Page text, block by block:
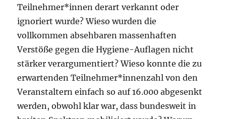
Teilnehmer*innen derart verkannt oder
ignoriert wurde? Wieso wurden die
vollkommen absehbaren massenhaften
Verstöße gegen die Hygiene-Auflagen nicht
stärker verargumentiert? Wieso konnte die zu
erwartenden Teilnehmer*innenzahl von den
Veranstaltern einfach so auf 16.000 abgesenkt
werden, obwohl klar war, dass bundesweit in